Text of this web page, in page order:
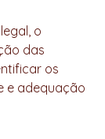
o
das
os
e adequação